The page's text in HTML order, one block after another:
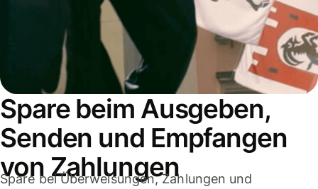
Spare beim Ausgeben,
Senden und Empfangen
von Zahlungen
Spare bei Überweisungen, Zahlungen und